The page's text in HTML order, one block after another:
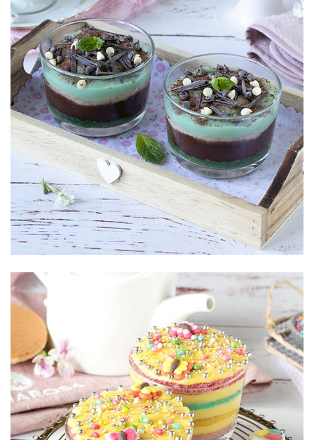
Pan di Spagna
con cioccolato e
menta
in bicchierini
Pan di Spagna
colorati alla